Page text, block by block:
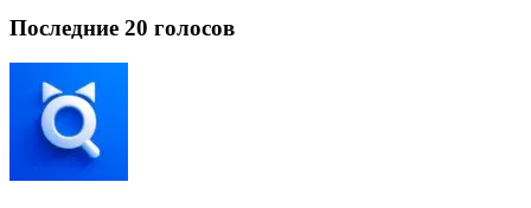
Последние 20 голосов